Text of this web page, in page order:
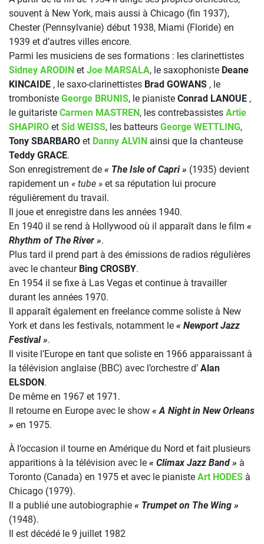
souvent à New York, mais aussi à Chicago (fin 1937),
Chester (Pennsylvanie) début 1938, Miami (Floride) en
1939 et d’autres villes encore.
Parmi les musiciens de ses formations : les clarinettistes
Sidney ARODIN et Joe MARSALA, le saxophoniste Deane
KINCAIDE , le saxo-clarinettistes Brad GOWANS , le
tromboniste George BRUNIS, le pianiste Conrad LANOUE ,
le guitariste Carmen MASTREN, les contrebassistes Artie
SHAPIRO et Sid WEISS, les batteurs George WETTLING,
Tony SBARBARO et Danny ALVIN ainsi que la chanteuse
Teddy GRACE.
Son enregistrement de « The Isle of Capri » (1935) devient
rapidement un « tube » et sa réputation lui procure
régulièrement du travail.
Il joue et enregistre dans les années 1940.
En 1940 il se rend à Hollywood où il apparaît dans le film «
Rhythm of The River ».
Plus tard il prend part à des émissions de radios régulières
avec le chanteur Bing CROSBY.
En 1954 il se fixe à Las Vegas et continue à travailler
durant les années 1970.
Il apparaît également en freelance comme soliste à New
York et dans les festivals, notamment le « Newport Jazz
Festival ».
Il visite l’Europe en tant que soliste en 1966 apparaissant à
la télévision anglaise (BBC) avec l’orchestre d’ Alan
ELSDON.
De même en 1967 et 1971.
Il retourne en Europe avec le show « A Night in New Orleans
» en 1975.
À l’occasion il tourne en Amérique du Nord et fait plusieurs
apparitions à la télévision avec le « Climax Jazz Band » à
Toronto (Canada) en 1975 et avec le pianiste Art HODES à
Chicago (1979).
Il a publié une autobiographie « Trumpet on The Wing »
(1948).
Il est décédé le 9 juillet 1982